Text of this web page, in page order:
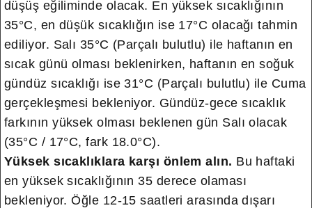
düşüş eğiliminde olacak. En yüksek sıcaklığının
35°C, en düşük sıcaklığın ise 17°C olacağı tahmin
ediliyor. Salı 35°C (Parçalı bulutlu) ile haftanın en
sıcak günü olması beklenirken, haftanın en soğuk
gündüz sıcaklığı ise 31°C (Parçalı bulutlu) ile Cuma
gerçekleşmesi bekleniyor. Gündüz-gece sıcaklık
farkının yüksek olması beklenen gün Salı olacak
(35°C / 17°C, fark 18.0°C).
Yüksek sıcaklıklara karşı önlem alın. Bu haftaki
en yüksek sıcaklığının 35 derece olaması
bekleniyor. Öğle 12-15 saatleri arasında dışarı